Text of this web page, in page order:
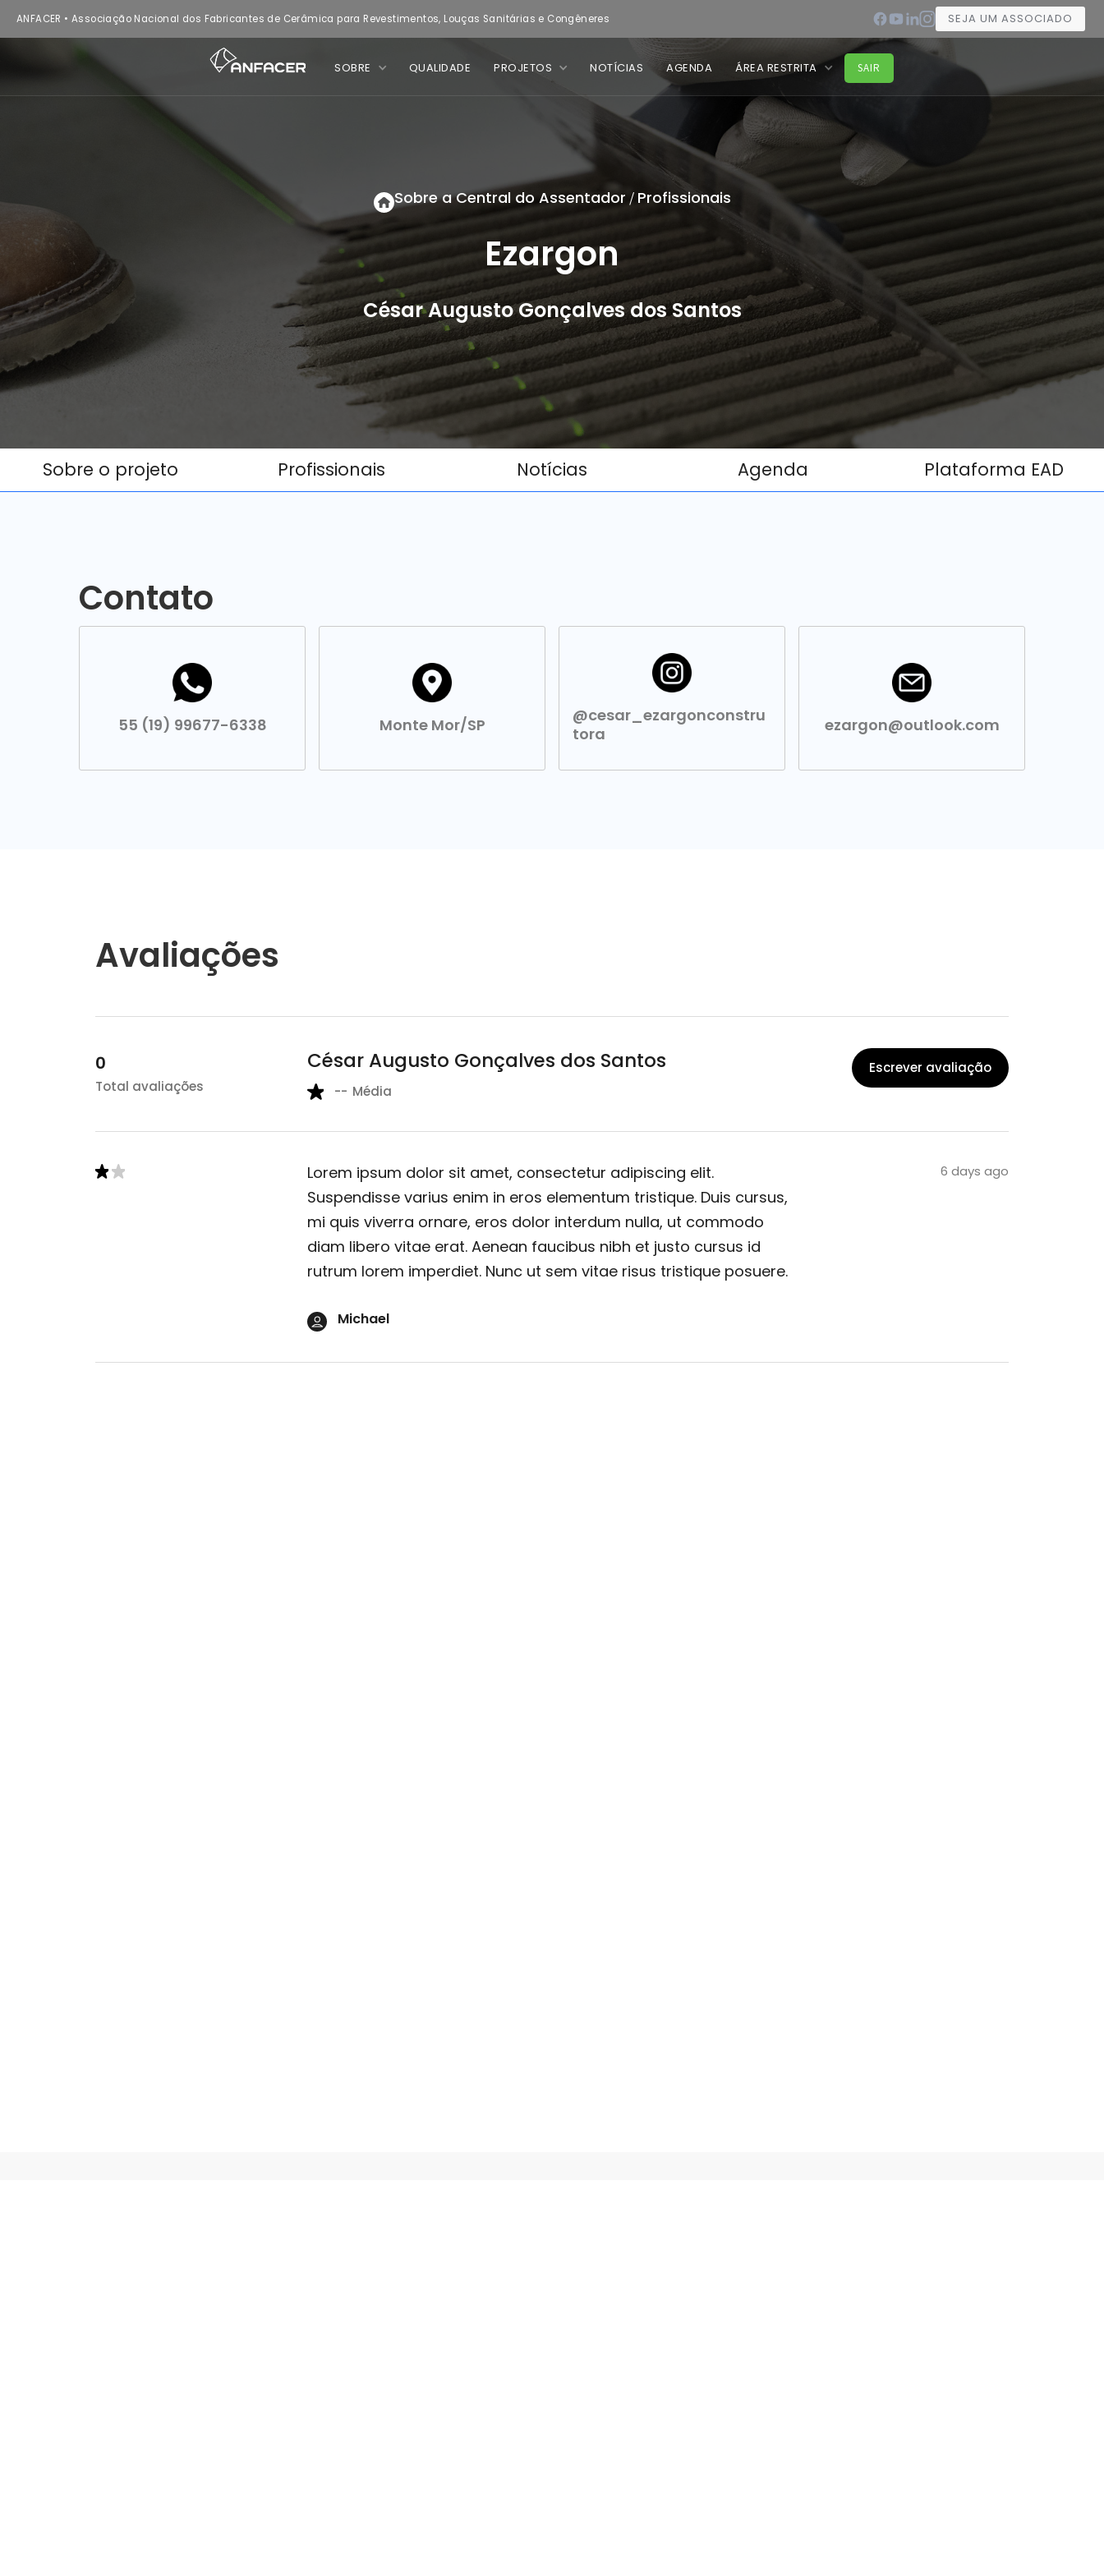
ANFACER • Associação Nacional dos Fabricantes de Cerâmica para Revestimentos, Louças Sanitárias e Congêneres SEJA UM ASSOCIADO
SOBRE QUALIDADE PROJETOS NOTÍCIAS AGENDA ÁREA RESTRITA SAIR
Sobre a Central do Assentador / Profissionais
Ezargon
César Augusto Gonçalves dos Santos
Sobre o projeto Profissionais Notícias Agenda Plataforma EAD
Contato
55 (19) 99677-6338 Monte Mor/SP
@cesar_ezargonconstru
tora
ezargon@outlook.com
Avaliações
0
Total avaliações
César Augusto Gonçalves dos Santos
-- Média
Escrever avaliação
Lorem ipsum dolor sit amet, consectetur adipiscing elit.
Suspendisse varius enim in eros elementum tristique. Duis cursus,
mi quis viverra ornare, eros dolor interdum nulla, ut commodo
diam libero vitae erat. Aenean faucibus nibh et justo cursus id
rutrum lorem imperdiet. Nunc ut sem vitae risus tristique posuere.
Michael
6 days ago